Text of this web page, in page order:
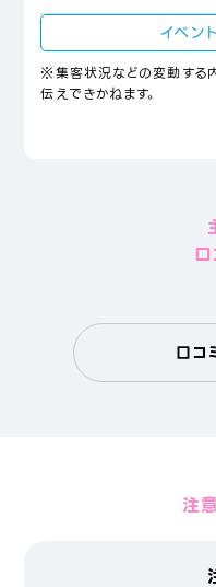
イベン
※集客状況などの変動する
伝えできかねます。
口コ
注